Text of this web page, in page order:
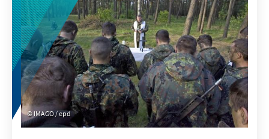
finden können.
IMAGO / epd